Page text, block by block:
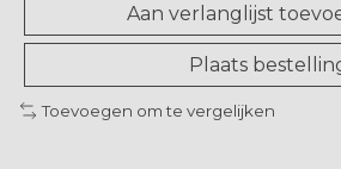
Aan verlanglijst
Plaats
Toevoegen om te vergelijken